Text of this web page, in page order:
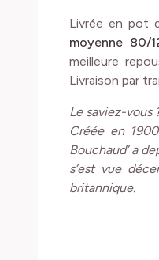
Livrée en pot
moyenne 80/
meilleure
Livraison par
Le saviez-vous
Créée en
Bouchaud’ a
s’est vue
britannique.